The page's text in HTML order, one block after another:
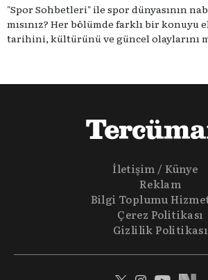
"Spor Sohbetleri" ile spor dünyasının
mısınız? Her bölümde farklı bir konuyu
tarihini, kültürünü ve güncel olaylarını
olmadığına inananlardansanız "Spor Sohbetleri" tam size
İletişim / Künye
Reklam
Bilgi Toplumu
Çerez Politikası
Gizlilik Politikası